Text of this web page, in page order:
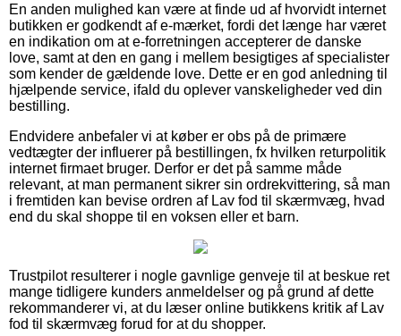
En anden mulighed kan være at finde ud af hvorvidt internet
butikken er godkendt af e-mærket, fordi det længe har været
en indikation om at e-forretningen accepterer de danske
love, samt at den en gang i mellem besigtiges af specialister
som kender de gældende love. Dette er en god anledning til
hjælpende service, ifald du oplever vanskeligheder ved din
bestilling.
Endvidere anbefaler vi at køber er obs på de primære
vedtægter der influerer på bestillingen, fx hvilken returpolitik
internet firmaet bruger. Derfor er det på samme måde
relevant, at man permanent sikrer sin ordrekvittering, så man
i fremtiden kan bevise ordren af Lav fod til skærmvæg, hvad
end du skal shoppe til en voksen eller et barn.
Trustpilot resulterer i nogle gavnlige genveje til at beskue ret
mange tidligere kunders anmeldelser og på grund af dette
rekommanderer vi, at du læser online butikkens kritik af Lav
fod til skærmvæg forud for at du shopper.